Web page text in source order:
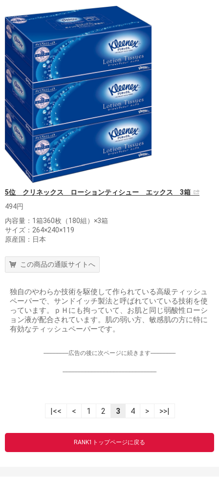
5位 クリネックス ローションティシュー エックス 3箱
494円
内容量：1箱360枚（180組）×3箱
サイズ：264×240×119
原産国：日本
この商品の通販サイトへ
独自のやわらか技術を駆使して作られている高級ティッシュ
ペーパーで、サンドイッチ製法と呼ばれていている技術を使
っています。ｐＨにも拘っていて、お肌と同じ弱酸性ローシ
ョン液が配合されています。肌の弱い方、敏感肌の方に特に
有効なティッシュペーパーです。
-----------------広告の後に次ページに続きます-----------------
----------------------------------------------------------------
|<< < 1 2 3 4 > >>|
RANK1トップページに戻る